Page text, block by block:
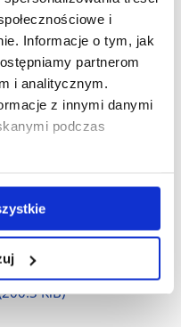
i
Informacje o tym, jak
partnerom
i analitycznym.
z innymi danymi
podczas
I st. Muzyk
(224.4 KiB)
KiB)